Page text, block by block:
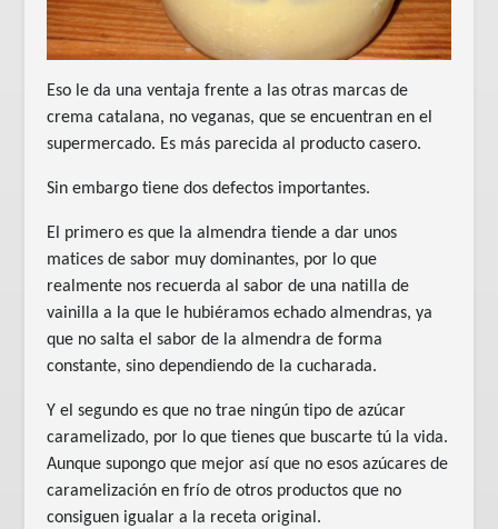
Eso le da una ventaja frente a las otras marcas de
crema catalana, no veganas, que se encuentran en el
supermercado. Es más parecida al producto casero.
Sin embargo tiene dos defectos importantes.
El primero es que la almendra tiende a dar unos
matices de sabor muy dominantes, por lo que
realmente nos recuerda al sabor de una natilla de
vainilla a la que le hubiéramos echado almendras, ya
que no salta el sabor de la almendra de forma
constante, sino dependiendo de la cucharada.
Y el segundo es que no trae ningún tipo de azúcar
caramelizado, por lo que tienes que buscarte tú la vida.
Aunque supongo que mejor así que no esos azúcares de
caramelización en frío de otros productos que no
consiguen igualar a la receta original.